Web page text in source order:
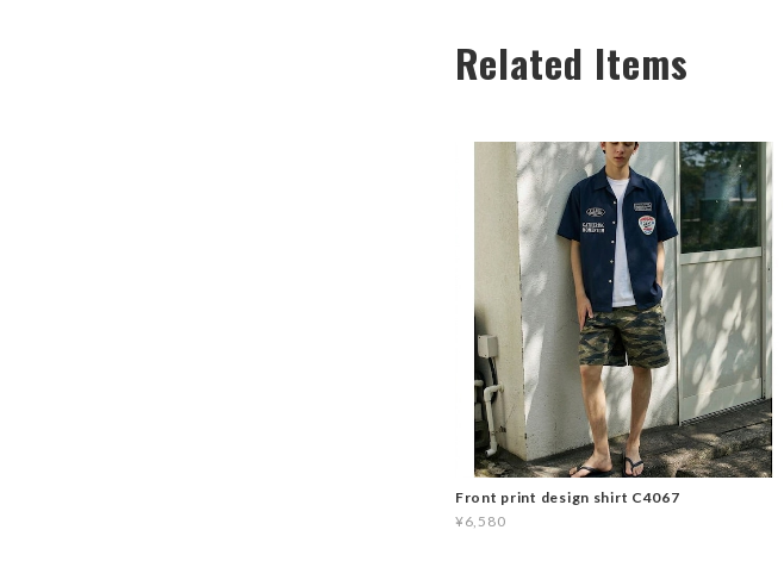
Related Items
Front print design shirt C4067
¥6,580